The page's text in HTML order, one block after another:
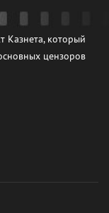
Казнета, который
цензоров